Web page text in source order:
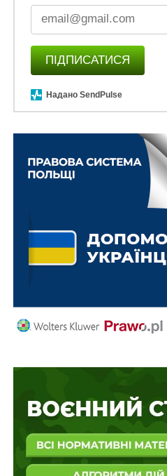
ПІДПИСАТИСЯ
Надано SendPulse